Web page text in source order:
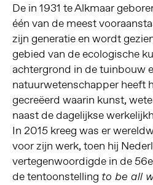
De in 1931 te Alkmaar
één van de meest
zijn generatie en wordt
gebied van de ecologische
achtergrond in de tuinbouw
natuurwetenschapper heeft
gecreëerd waarin kunst,
naast de dagelijkse
In 2015 kreeg was er
voor zijn werk, toen hij
vertegenwoordigde in de
de tentoonstelling to be all